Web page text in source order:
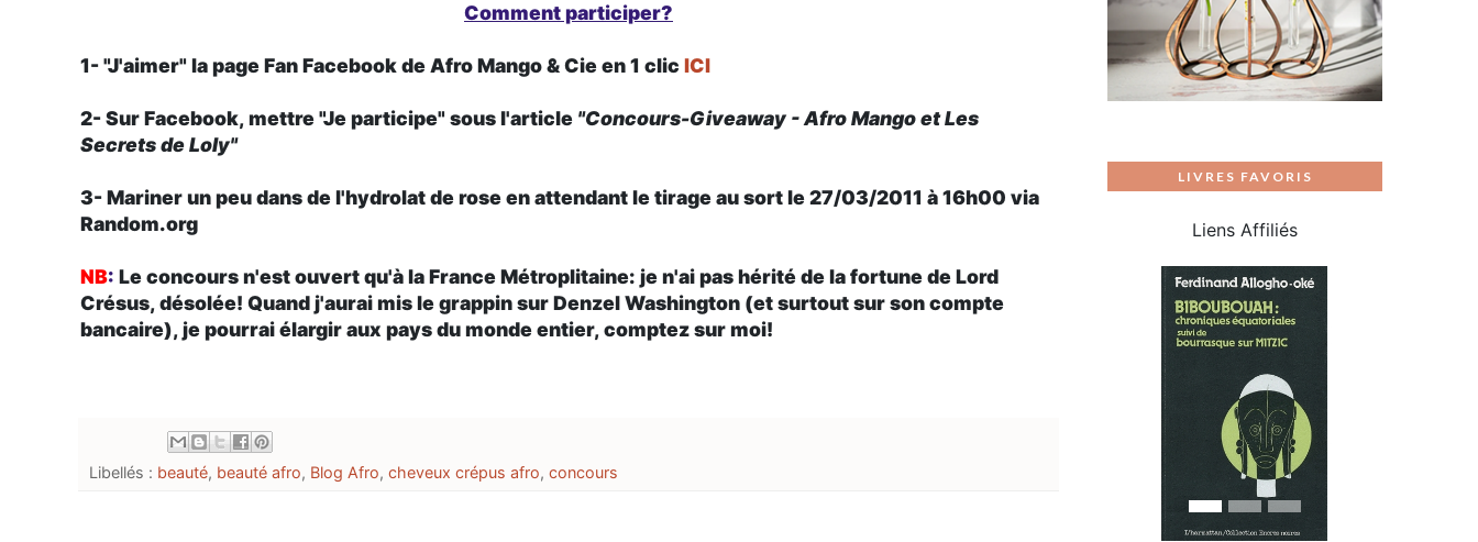
Comment participer?
1-"J'aimer"la page Fan Facebook deAfro Mango & Cieen 1 clic ICI
2- Sur Facebook, mettre"Je participe"sous l'article "Concours-Giveaway - Afro Mango et Les
Secrets de Loly"
3- Mariner un peu dans de l'hydrolat de rose en attendantle tirage au sort le 27/03/2011 à 16h00 via
Random.org
NB: Le concours n'est ouvert qu'à la France Métroplitaine: je n'ai pas hérité de la fortune de Lord
Crésus, désolée! Quand j'aurai mis le grappin sur Denzel Washington (et surtout sur son compte
bancaire), je pourrai élargir aux pays du monde entier, comptez sur moi!
Libellés : beauté, beauté afro, Blog Afro, cheveux crépus afro, concours
LIVRES FAVORIS
Liens Affiliés
Previous